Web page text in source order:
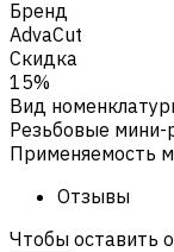
Бренд
AdvaCut
Скидка
15%
Вид
Резьбовые
Применяемость
Отзывы
Чтобы оставить